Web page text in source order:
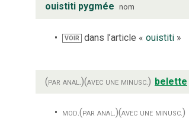
ouistiti pygmée nom
VOIR dans l’article «ouistiti »
(par anal.)(avec une minusc.) belette
mod.(par anal.)(avec une minusc.)